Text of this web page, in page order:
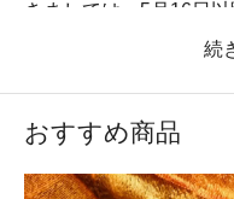
きましては、5月16日
承いただける場合のみ
便をおかけいたします
9月20日～10月5日 この
す！ 普段はタイからの
続
おすすめ商品